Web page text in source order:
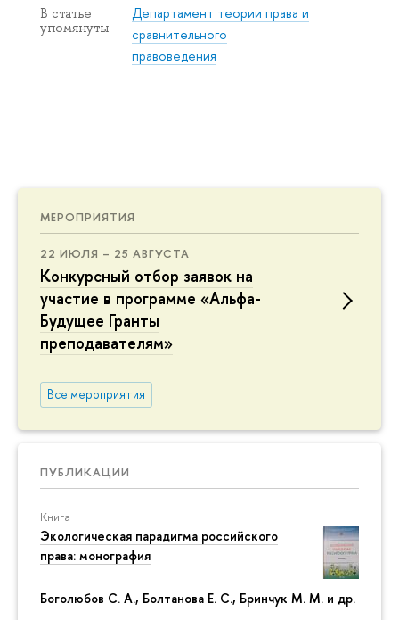
МЕРОПРИЯТИЯ
22 ИЮЛЯ – 25 АВГУСТА
Конкурсный отбор заявок на
участие в программе «Альфа-
Будущее Гранты
преподавателям»
Все мероприятия
ПУБЛИКАЦИИ
Книга
Экологическая парадигма российского
права: монография
Боголюбов С. А., Болтанова Е. С., Бринчук М. М. и др.
В статье
упомянуты
Департамент теории права и
сравнительного
правоведения